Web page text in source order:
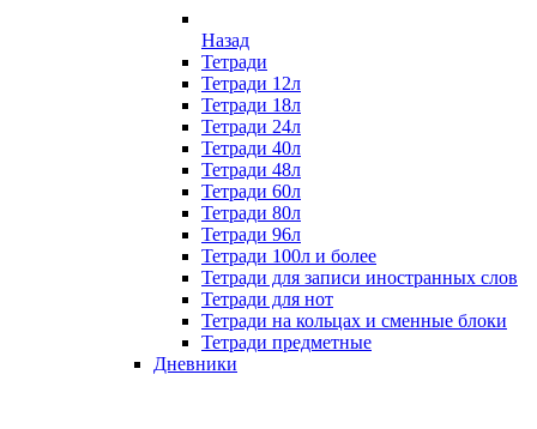
Назад
Тетради
Тетради 12л
Тетради 18л
Тетради 24л
Тетради 40л
Тетради 48л
Тетради 60л
Тетради 80л
Тетради 96л
Тетради 100л и более
Тетради для записи иностранных слов
Тетради для нот
Тетради на кольцах и сменные блоки
Тетради предметные
Дневники